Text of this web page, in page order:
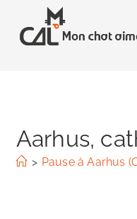
content
Aarhus,
> Pause à Aarhus